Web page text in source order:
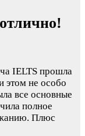
IELTS прошла
этом не особо
все основные
полное
Плюс